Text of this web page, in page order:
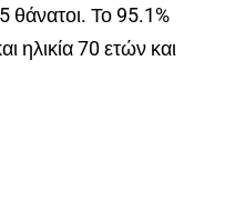
θάνατοι. Το 95.1%
ηλικία 70 ετών και